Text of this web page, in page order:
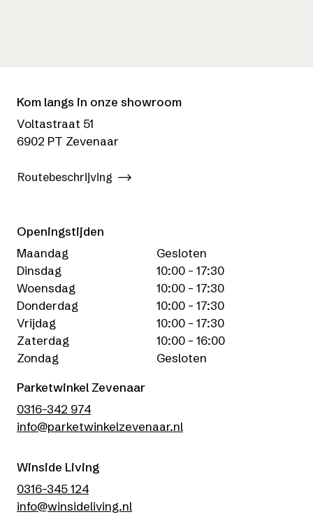
Kom langs in onze showroom
Voltastraat 51
6902 PT Zevenaar
Routebeschrijving
Openingstijden
Maandag
Gesloten
Dinsdag
10:00 - 17:30
Woensdag
10:00 - 17:30
Donderdag
10:00 - 17:30
Vrijdag
10:00 - 17:30
Zaterdag
10:00 - 16:00
Zondag
Gesloten
Parketwinkel Zevenaar
0316-342 974
info@parketwinkelzevenaar.nl
Winside Living
0316-345 124
info@winsideliving.nl